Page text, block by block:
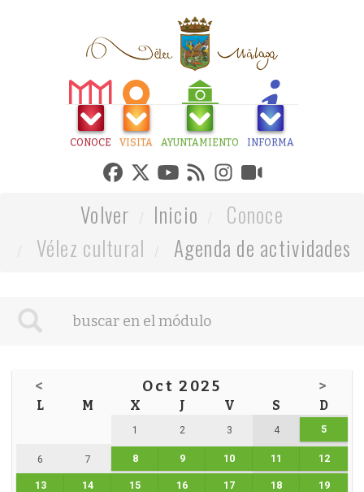
CONOCE VISITA AYUNTAMIENTO INFORMA
Volver Inicio
Conoce
Vélez cultural
Agenda de actividades
< Oct 2025 >
L M X J V S D
1 2 3 4 5
6 7 8 9 10 11 12
13 14 15 16 17 18 19